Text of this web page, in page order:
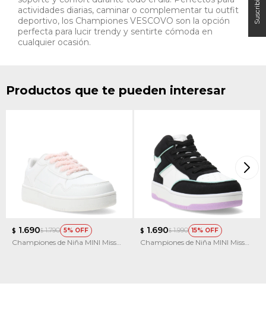
actividades diarias, caminar o complementar tu outfit
deportivo, los Championes VESCOVO son la opción
perfecta para lucir trendy y sentirte cómoda en
cualquier ocasión.
Productos que te pueden interesar
$ 1.690$ 1.790 5
Championes de Niña MINI Miss
$ 1.690$ 1.990 15
Championes de Niña MINI Miss